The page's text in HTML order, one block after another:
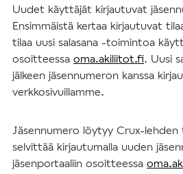
Uudet käyttäjät kirjautuvat
Ensimmäistä kertaa kirjautuvat
tilaa uusi salasana -toimintoa
osoitteessa oma.akiliitot.fi. Uusi
jälkeen jäsennumeron kanssa
verkkosivuillamme.
Jäsennumero löytyy Crux-lehden
selvittää kirjautumalla uuden
jäsenportaaliin osoitteessa